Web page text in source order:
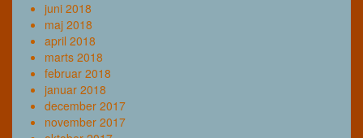
juni 2018
maj 2018
april 2018
marts 2018
februar 2018
januar 2018
december 2017
november 2017